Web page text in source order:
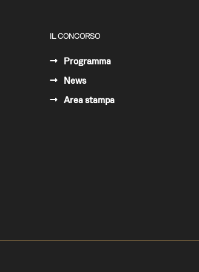
IL CONCORSO
Programma
News
Area stampa